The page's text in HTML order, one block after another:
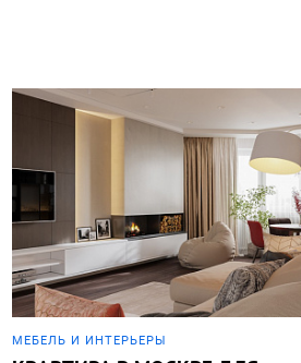
МЕБЕЛЬ И ИНТЕРЬЕРЫ